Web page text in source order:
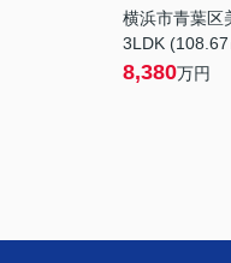
横浜市青葉区
3LDK (108.67
8,380万円